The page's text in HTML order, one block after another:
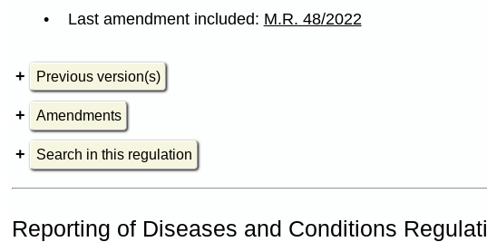
Last amendment included: M.R. 48/2022
Previous version(s)
Amendments
Search in this regulation
Reporting of Diseases and Conditions